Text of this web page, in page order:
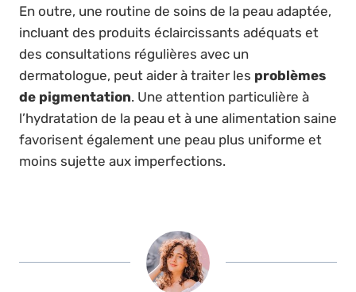
En outre, une routine de soins de la peau adaptée,
incluant des produits éclaircissants adéquats et
des consultations régulières avec un
dermatologue, peut aider à traiter les problèmes
de pigmentation. Une attention particulière à
l’hydratation de la peau et à une alimentation saine
favorisent également une peau plus uniforme et
moins sujette aux imperfections.